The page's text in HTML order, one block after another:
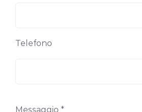
Telefono
Messaggio *